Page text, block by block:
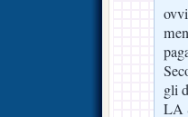
gli
LA